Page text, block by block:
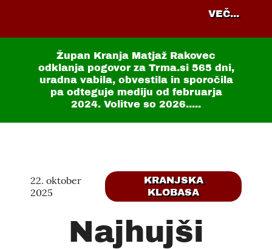
VEČ...
Župan Kranja Matjaž Rakovec
odklanja pogovor za Trma.si 565 dni,
uradna vabila, obvestila in sporočila
pa odteguje mediju od februarja
2024. Volitve so 2026.....
22. oktober
2025
KRANJSKA
KLOBASA
Najhujši